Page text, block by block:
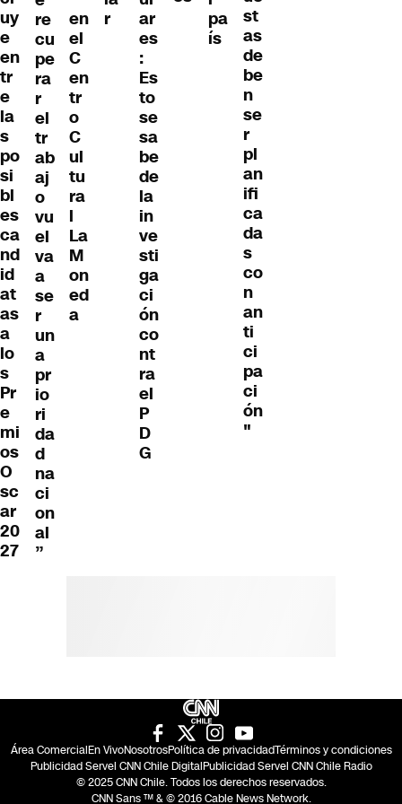
uy
e
en
tr
e
la
s
po
si
bl
es
ca
nd
id
at
as
a
lo
s
Pr
e
mi
os
O
sc
ar
20
27
re
cu
pe
ra
r
el
tr
ab
aj
o
vu
el
va
a
se
r
un
a
pr
io
ri
da
d
na
ci
on
al
”
en
el
C
en
tr
o
C
ul
tu
ra
l
La
M
on
ed
a
r
ar
es
:
Es
to
se
sa
be
de
la
in
ve
sti
ga
ci
ón
co
nt
ra
el
P
D
G
pa
ís
st
as
de
be
n
se
r
pl
an
ifi
ca
da
s
co
n
an
ti
ci
pa
ci
ón
"
Área ComercialEn VivoNosotrosPolítica de privacidadTérminos y condiciones
Publicidad Servel CNN Chile DigitalPublicidad Servel CNN Chile Radio
© 2025 CNN Chile. Todos los derechos reservados.
CNN Sans ™ & © 2016 Cable News Network.